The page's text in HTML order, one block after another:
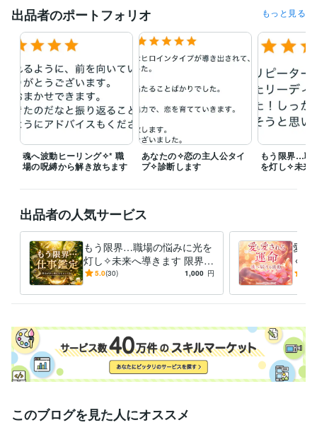
内容により少しお時間をいただく場合もございます。
その際も、24時間以内には一度ご連絡しておりますので、
安心してお待ちいただけますと幸いです✶˚
深夜帯にいただいたご相談は、
翌日以降に順次ご返信いたします☾･。
経験職種
マーケティング / 商品企画・開発 経験年数 : 3年
事務・ビジネスサポート / 事務（一般事務） 経験年数 : 13年
ライフスタイル・その他 / 占い師 経験年数 : 15年
ココナラ プラチナランク
ビジネス・クリエイティブツール
WordPress:0年Excel:15年Google サイト:1年
Google スプレッドシート:3年PowerPoint:2年Word:10年Shopify:2年
freee:1年弥生会計:3年ChatGPT:0年 Midjourney:0年
Adobe Photoshop:0年CapCut:0年 iMovie:0年Canva:2年
AutoCAD:2年
占い ご縁の継ぎ手⋆魂をつなぐ占い
占い
出品者のポートフォリオ もっと見る
魂へ波動ヒーリング✧* 職
場の呪縛から解き放ちます
あなたの✧恋の主人公タイ
プ✧診断します
もう限界…職
を灯し✧未来
出品者の人気サービス
もう限界…職場の悩みに光を
灯し✧未来へ導きます 限界の
不安を希望に変え未来を選べ
5.0(30) 1,000 円
愛し
く
を％
このブログを見た人にオススメ